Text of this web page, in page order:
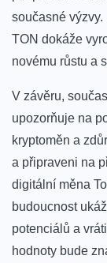
současné
TON ​dokáže
novému růstu ​a
V závěru,⁣
upozorňuje ⁤na
kryptoměn ⁣a
a připraveni na
digitální měna
budoucnost
potenciálů a
hodnoty bude